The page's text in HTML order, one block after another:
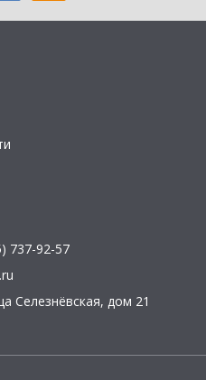
737-92-57
Селезнёвская, дом 21